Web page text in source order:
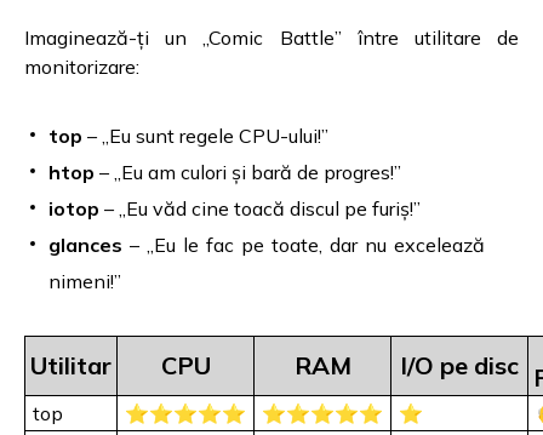
Imaginează-ți un „Comic Battle” între utilitare de
monitorizare:
top – „Eu sunt regele CPU-ului!”
htop – „Eu am culori și bară de progres!”
iotop – „Eu văd cine toacă discul pe furiș!”
glances – „Eu le fac pe toate, dar nu excelează
nimeni!”
Utilitar CPU RAM I/O pe disc
top ⭐⭐⭐⭐⭐ ⭐⭐⭐⭐⭐ ⭐